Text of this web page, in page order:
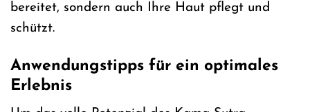
bereitet, sondern auch Ihre Haut pflegt und
schützt.
Anwendungstipps für ein optimales
Erlebnis